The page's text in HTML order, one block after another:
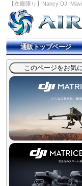
【在庫限り】Nancy DJI
通販トップページ